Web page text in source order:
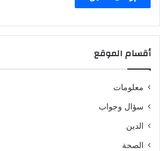
أقسام الموقع
معلومات
سؤال وجواب
الدين
الصحة